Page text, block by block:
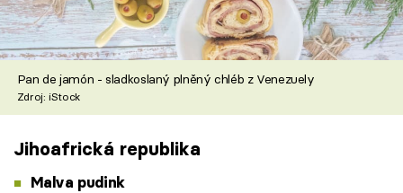
Pan de jamón - sladkoslaný plněný chléb z Venezuely
Zdroj: iStock
Jihoafrická republika
Malva pudink